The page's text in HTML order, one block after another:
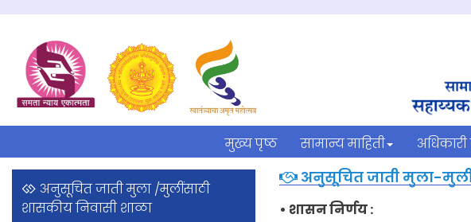
मुख्य पृष्ठ सामान्य माहिती अधिकारी
अनुसूचित जाती मुला /मुलींसाठी
शासकीय निवासी शाळा
अनुसूचित जाती मुला-
• शासन निर्णय :